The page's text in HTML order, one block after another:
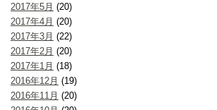
2017年5月 (20)
2017年4月 (20)
2017年3月 (22)
2017年2月 (20)
2017年1月 (18)
2016年12月 (19)
2016年11月 (20)